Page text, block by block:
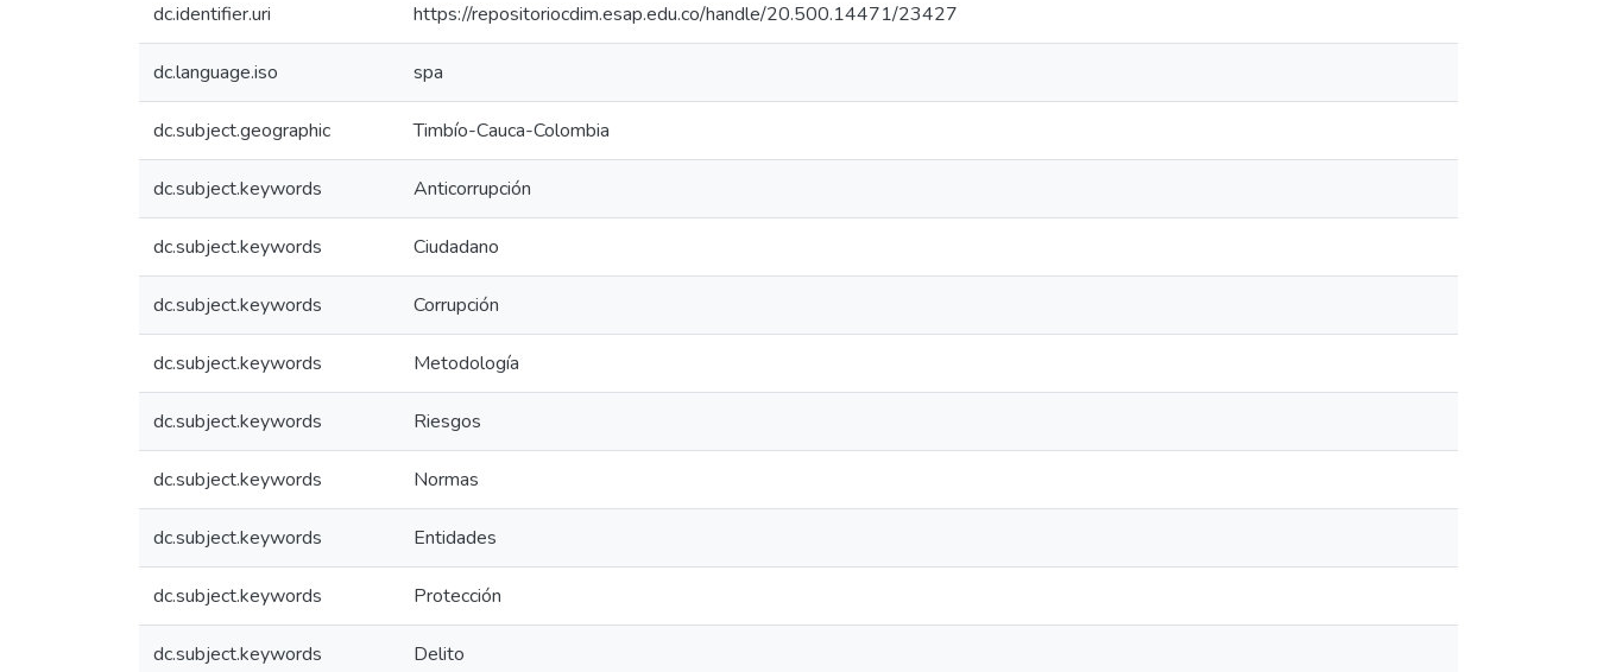
dc.identifier.uri https://repositoriocdim.esap.edu.co/handle/20.500.14471/23427
dc.language.iso spa
dc.subject.geographic Timbío-Cauca-Colombia
dc.subject.keywords Anticorrupción
dc.subject.keywords Ciudadano
dc.subject.keywords Corrupción
dc.subject.keywords Metodología
dc.subject.keywords Riesgos
dc.subject.keywords Normas
dc.subject.keywords Entidades
dc.subject.keywords Protección
dc.subject.keywords Delito